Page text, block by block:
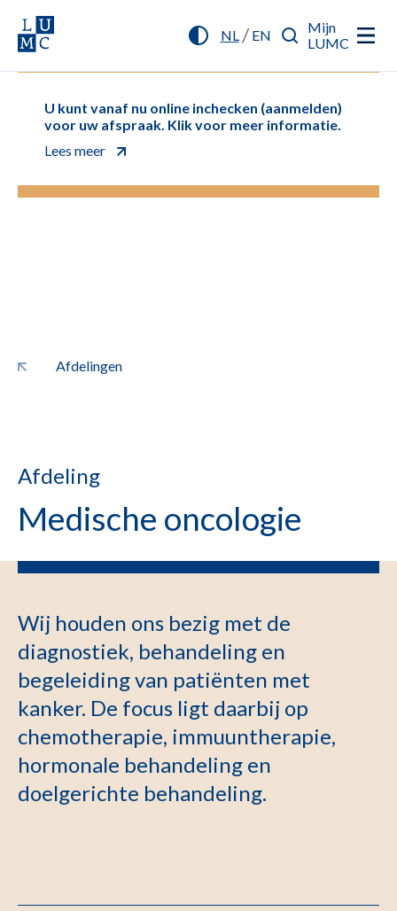
NL/ EN
Mijn
LUMC
U kunt vanaf nu online inchecken (aanmelden)
voor uw afspraak. Klik voor meer informatie.
Lees meer
Afdelingen
Afdeling
Medische oncologie
Wij houden ons bezig met de
diagnostiek, behandeling en
begeleiding van patiënten met
kanker. De focus ligt daarbij op
chemotherapie, immuuntherapie,
hormonale behandeling en
doelgerichte behandeling.